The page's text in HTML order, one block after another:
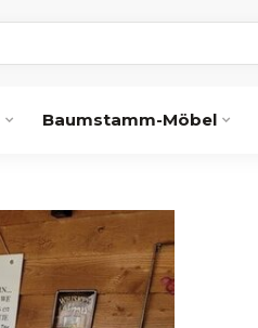
Baumstamm-Möbel